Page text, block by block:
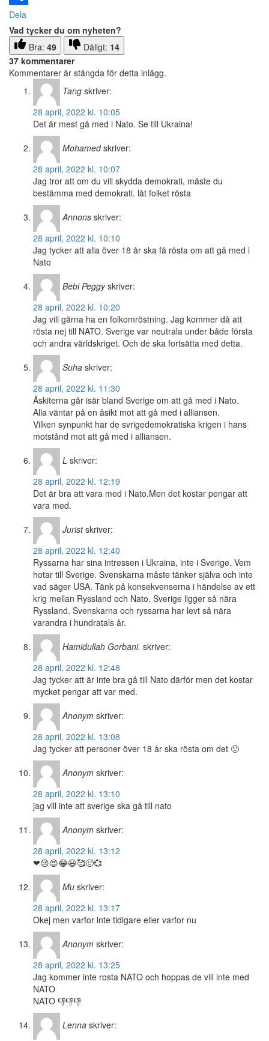
Dela
Vad tycker du om nyheten?
Bra: 49 Dåligt: 14
37 kommentarer
Kommentarer är stängda för detta inlägg.
Tang skriver:
28 april, 2022 kl. 10:05
Det är mest gå med i Nato. Se till Ukraina!
Mohamed skriver:
28 april, 2022 kl. 10:07
Jag tror att om du vill skydda demokrati, måste du
bestämma med demokrati. låt folket rösta
Annons skriver:
28 april, 2022 kl. 10:10
Jag tycker att alla över 18 år ska få rösta om att gå med i
Nato
Bebi Peggy skriver:
28 april, 2022 kl. 10:20
Jag vill gärna ha en folkomröstning. Jag kommer då att
rösta nej till NATO. Sverige var neutrala under både första
och andra världskriget. Och de ska fortsätta med detta.
Suha skriver:
28 april, 2022 kl. 11:30
Åskiterna går isär bland Sverige om att gå med i Nato.
Alla väntar på en åsikt mot att gå med i alliansen.
Vilken synpunkt har de svrigedemokratiska krigen i hans
motstånd mot att gå med i alliansen.
L skriver:
28 april, 2022 kl. 12:19
Det är bra att vara med i Nato.Men det kostar pengar att
vara med.
Jurist skriver:
28 april, 2022 kl. 12:40
Ryssarna har sina intressen i Ukraina, inte i Sverige. Vem
hotar till Sverige. Svenskarna måste tänker själva och inte
vad säger USA. Tänk på konsekvenserna i händelse av ett
krig mellan Ryssland och Nato. Sverige ligger så nära
Ryssland. Svenskarna och ryssarna har levt så nära
varandra i hundratals år.
Hamidullah Gorbani. skriver:
28 april, 2022 kl. 12:48
Jag tycker att är inte bra gå till Nato därför men det kostar
mycket pengar att var med.
Anonym skriver:
28 april, 2022 kl. 13:08
Jag tycker att personer över 18 år ska rösta om det 🙂
Anonym skriver:
28 april, 2022 kl. 13:10
jag vill inte att sverige ska gå till nato
Anonym skriver:
28 april, 2022 kl. 13:12
❤😢😍😂😃🥰🤢💞
Mu skriver:
28 april, 2022 kl. 13:17
Okej men varfor inte tidigare eller varfor nu
Anonym skriver:
28 april, 2022 kl. 13:25
Jag kommer inte rosta NATO och hoppas de vill inte med
NATO
NATO 👎👎👎
Lenna skriver: